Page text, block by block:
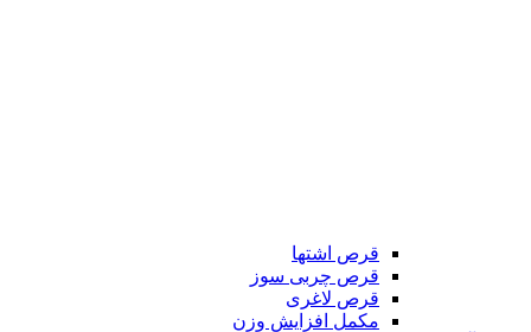
قرص اشتها
قرص چربی سوز
قرص لاغری
مکمل افزایش وزن